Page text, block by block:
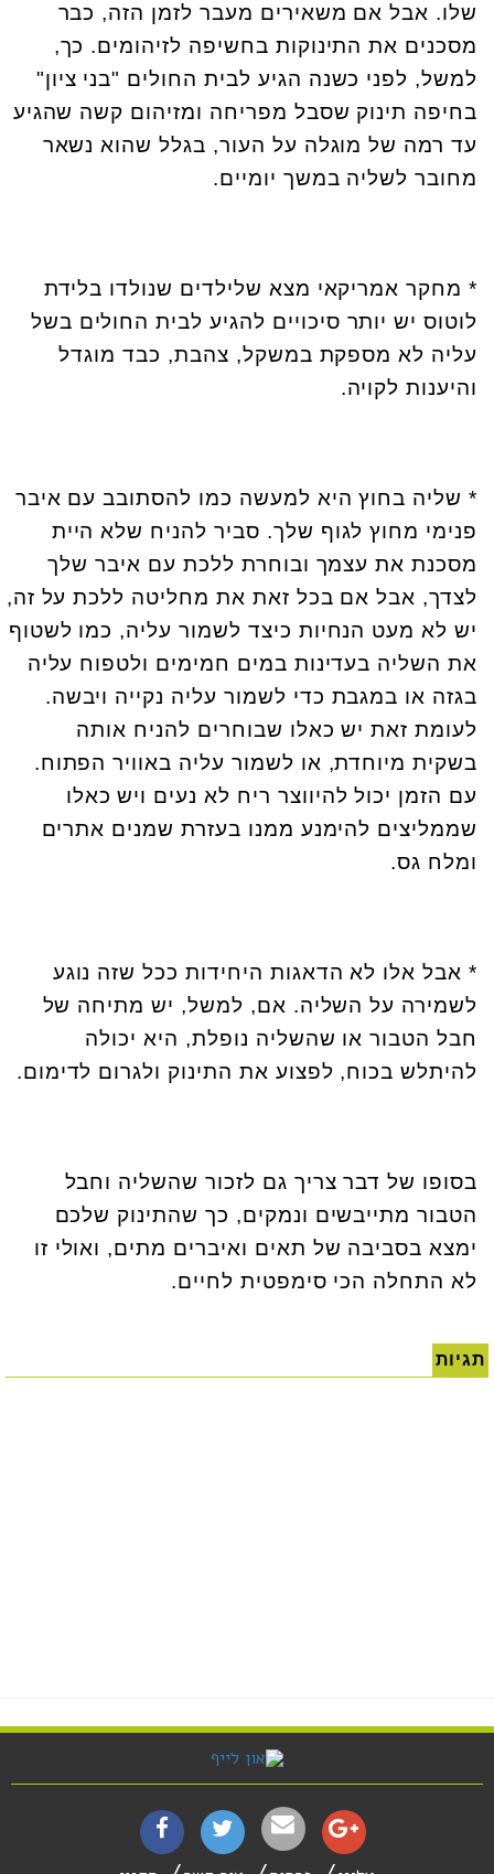
שלו. אבל אם משאירים מעבר לזמן הזה, כבר
מסכנים את התינוקות בחשיפה לזיהומים. כך,
למשל, לפני כשנה הגיע לבית החולים "בני ציון"
בחיפה תינוק שסבל מפריחה ומזיהום קשה שהגיע
עד רמה של מוגלה על העור, בגלל שהוא נשאר
מחובר לשליה במשך יומיים.
* מחקר אמריקאי מצא שלילדים שנולדו בלידת
לוטוס יש יותר סיכויים להגיע לבית החולים בשל
עליה לא מספקת במשקל, צהבת, כבד מוגדל
והיענות לקויה.
* שליה בחוץ היא למעשה כמו להסתובב עם איבר
פנימי מחוץ לגוף שלך. סביר להניח שלא היית
מסכנת את עצמך ובוחרת ללכת עם איבר שלך
לצדך, אבל אם בכל זאת את מחליטה ללכת על זה,
יש לא מעט הנחיות כיצד לשמור עליה, כמו לשטוף
את השליה בעדינות במים חמימים ולטפוח עליה
בגזה או במגבת כדי לשמור עליה נקייה ויבשה.
לעומת זאת יש כאלו שבוחרים להניח אותה
בשקית מיוחדת, או לשמור עליה באוויר הפתוח.
עם הזמן יכול להיווצר ריח לא נעים ויש כאלו
שממליצים להימנע ממנו בעזרת שמנים אתרים
ומלח גס.
* אבל אלו לא הדאגות היחידות ככל שזה נוגע
לשמירה על השליה. אם, למשל, יש מתיחה של
חבל הטבור או שהשליה נופלת, היא יכולה
להיתלש בכוח, לפצוע את התינוק ולגרום לדימום.
בסופו של דבר צריך גם לזכור שהשליה וחבל
הטבור מתייבשים ונמקים, כך שהתינוק שלכם
ימצא בסביבה של תאים ואיברים מתים, ואולי זו
לא התחלה הכי סימפטית לחיים.
תגיות